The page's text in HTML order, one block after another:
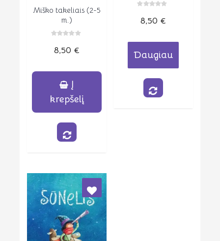
Peržiūrėti
Miško takeliais (2-5
m.)
iš8,50 €
Į
krepšelį
iš8,50 €
Daugiau